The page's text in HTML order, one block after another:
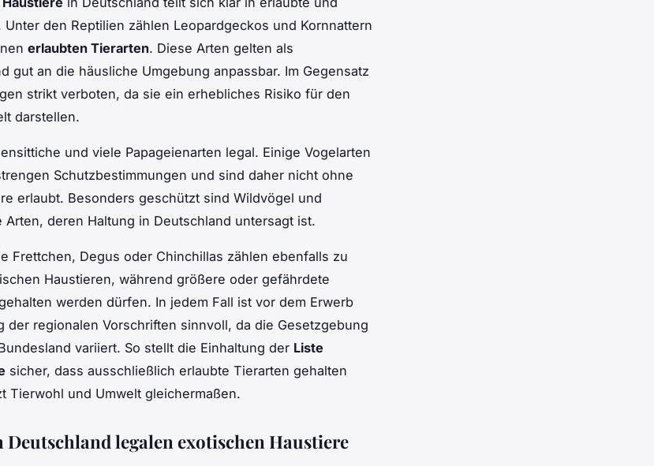
den Reptilien zählen Leopardgeckos und Kornnattern
erlaubten Tierarten. Diese Arten gelten als
gut an die häusliche Umgebung anpassbar. Im Gegensatz
strikt verboten, da sie ein erhebliches Risiko für den
darstellen.
und viele Papageienarten legal. Einige Vogelarten
Schutzbestimmungen und sind daher nicht ohne
erlaubt. Besonders geschützt sind Wildvögel und
Arten, deren Haltung in Deutschland untersagt ist.
Frettchen, Degus oder Chinchillas zählen ebenfalls zu
Haustieren, während größere oder gefährdete
werden dürfen. In jedem Fall ist vor dem Erwerb
der regionalen Vorschriften sinnvoll, da die Gesetzgebung
variiert. So stellt die Einhaltung der Liste
sicher, dass ausschließlich erlaubte Tierarten gehalten
Tierwohl und Umwelt gleichermaßen.
Deutschland legalen exotischen Haustiere